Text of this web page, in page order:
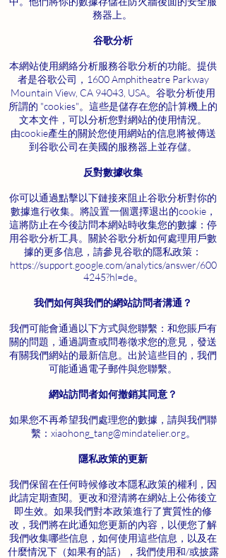
務器上。
谷歌分析
本網站使用網絡分析服務谷歌分析的功能。提供
者是谷歌公司，1600 Amphitheatre Parkway
Mountain View, CA 94043, USA。谷歌分析使用
所謂的 "cookies"。這些是儲存在您的計算機上的
文本文件，可以分析您對網站的使用情況。
由cookie產生的關於您使用網站的信息將被傳送
到谷歌公司在美國的服務器上並存儲。
反對數據收集
你可以通過點擊以下鏈接來阻止谷歌分析對你的
數據進行收集。將設置一個選擇退出的cookie，
這將防止在今後訪問本網站時收集您的數據：停
用谷歌分析工具。關於谷歌分析如何處理用戶數
據的更多信息，請參見谷歌的隱私政策：
https://support.google.com/analytics/answer/600
4245?hl=de。
我們如何與我們的網站訪問者溝通？
我們可能會通過以下方式與您聯繫：和您賬戶有
關的問題，通過調查或問卷徵求您的意見，發送
有關我們網站的最新信息。出於這些目的，我們
可能通過電子郵件與您聯繫。
網站訪問者如何撤銷其同意？
如果您不再希望我們處理您的數據，請與我們聯
繫： xiaohong_tang@mindatelier.org。
隱私政策的更新
我們保留在任何時候修改本隱私政策的權利，因
此請定期查閱。更改和澄清將在網站上公佈後立
即生效。如果我們對本政策進行了實質性的修
改，我們將在此通知您更新的內容，以便您了解
我們收集哪些信息，如何使用這些信息，以及在
什麼情況下（如果有的話），我們使用和/或披露